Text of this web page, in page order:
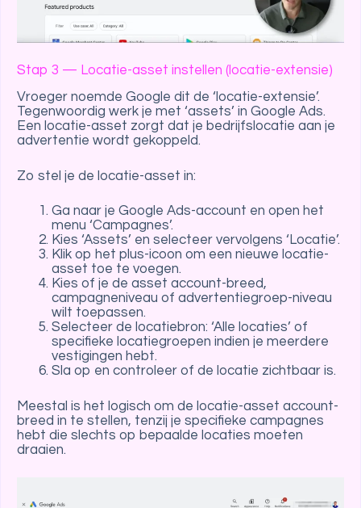
Stap 3 — Locatie-asset instellen (locatie-extensie)
Vroeger noemde Google dit de ‘locatie-extensie’.
Tegenwoordig werk je met ‘assets’ in Google Ads.
Een locatie-asset zorgt dat je bedrijfslocatie aan je
advertentie wordt gekoppeld.
Zo stel je de locatie-asset in:
Ga naar je Google Ads-account en open het
menu ‘Campagnes’.
Kies ‘Assets’ en selecteer vervolgens ‘Locatie’.
Klik op het plus-icoon om een nieuwe locatie-
asset toe te voegen.
Kies of je de asset account-breed,
campagneniveau of advertentiegroep-niveau
wilt toepassen.
Selecteer de locatiebron: ‘Alle locaties’ of
specifieke locatiegroepen indien je meerdere
vestigingen hebt.
Sla op en controleer of de locatie zichtbaar is.
Meestal is het logisch om de locatie-asset account-
breed in te stellen, tenzij je specifieke campagnes
hebt die slechts op bepaalde locaties moeten
draaien.